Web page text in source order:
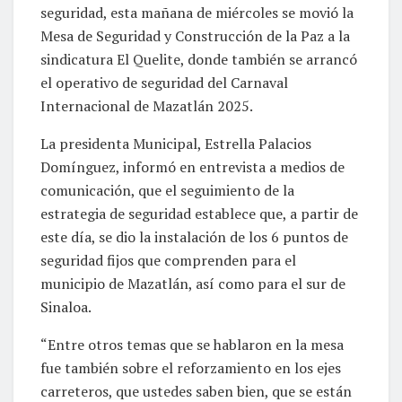
seguridad, esta mañana de miércoles se movió la
Mesa de Seguridad y Construcción de la Paz a la
sindicatura El Quelite, donde también se arrancó
el operativo de seguridad del Carnaval
Internacional de Mazatlán 2025.
La presidenta Municipal, Estrella Palacios
Domínguez, informó en entrevista a medios de
comunicación, que el seguimiento de la
estrategia de seguridad establece que, a partir de
este día, se dio la instalación de los 6 puntos de
seguridad fijos que comprenden para el
municipio de Mazatlán, así como para el sur de
Sinaloa.
“Entre otros temas que se hablaron en la mesa
fue también sobre el reforzamiento en los ejes
carreteros, que ustedes saben bien, que se están